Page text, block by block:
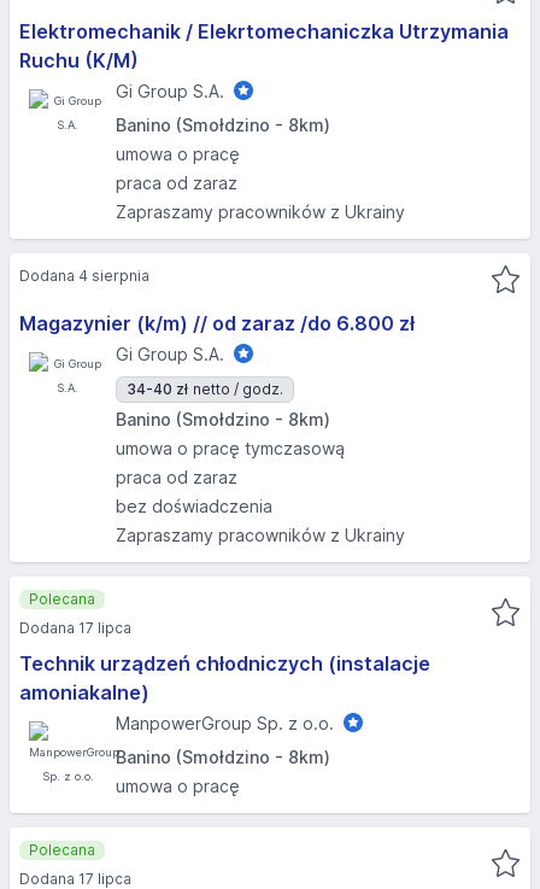
Elektromechanik / Elekrtomechaniczka Utrzymania
Ruchu (K/M)
Gi Group S.A.
Banino (Smołdzino - 8km)
umowa o pracę
praca od zaraz
Zapraszamy pracowników z Ukrainy
Magazynier (k/m) // od zaraz /do 6.800 zł
Gi Group S.A.
34-40 zł netto / godz.
Banino (Smołdzino - 8km)
umowa o pracę tymczasową
praca od zaraz
bez doświadczenia
Zapraszamy pracowników z Ukrainy
Dodana 4 sierpnia
Technik urządzeń chłodniczych (instalacje
amoniakalne)
ManpowerGroup Sp. z o.o.
Banino (Smołdzino - 8km)
umowa o pracę
Polecana
Dodana 17 lipca
Polecana
Dodana 17 lipca